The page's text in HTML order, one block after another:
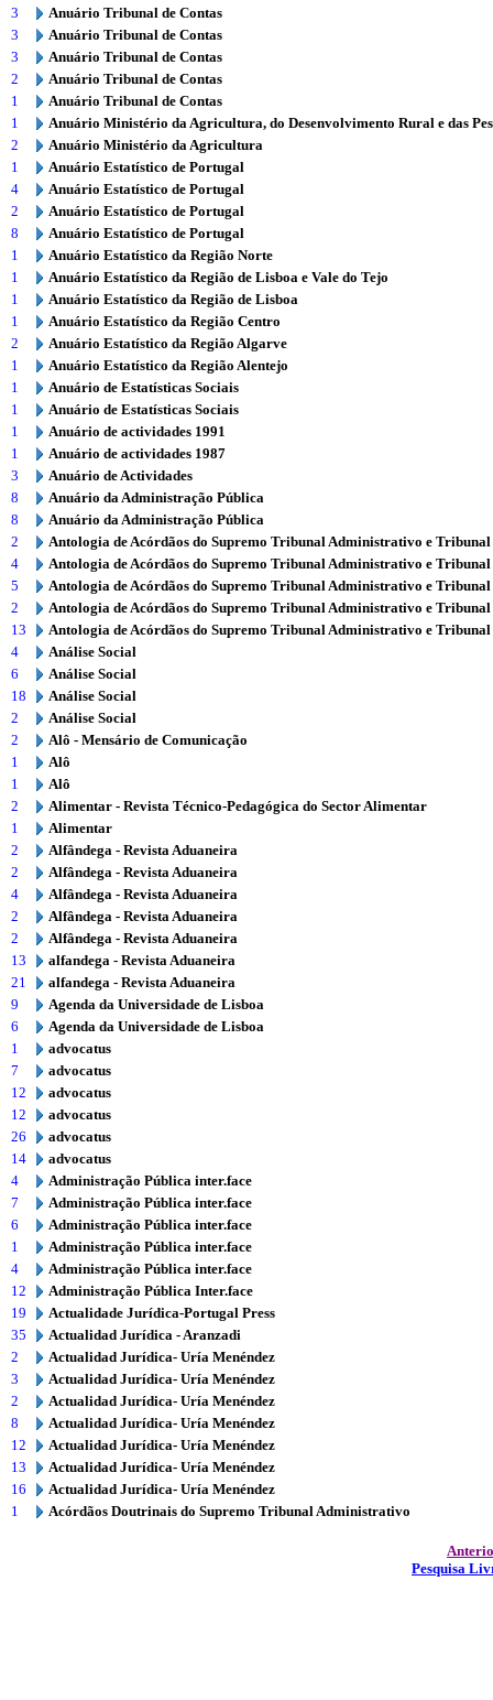
3
Anuário Tribunal de Contas
3
Anuário Tribunal de Contas
3
Anuário Tribunal de Contas
2
Anuário Tribunal de Contas
1
Anuário Tribunal de Contas
1
Anuário Ministério da Agricultura, do Desenvolvimento Rural e das
2
Anuário Ministério da Agricultura
1
Anuário Estatístico de Portugal
4
Anuário Estatístico de Portugal
2
Anuário Estatístico de Portugal
8
Anuário Estatístico de Portugal
1
Anuário Estatístico da Região Norte
1
Anuário Estatístico da Região de Lisboa e Vale do Tejo
1
Anuário Estatístico da Região de Lisboa
1
Anuário Estatístico da Região Centro
2
Anuário Estatístico da Região Algarve
1
Anuário Estatístico da Região Alentejo
1
Anuário de Estatísticas Sociais
1
Anuário de Estatísticas Sociais
1
Anuário de actividades 1991
1
Anuário de actividades 1987
3
Anuário de Actividades
8
Anuário da Administração Pública
8
Anuário da Administração Pública
2
Antologia de Acórdãos do Supremo Tribunal Administrativo e
4
Antologia de Acórdãos do Supremo Tribunal Administrativo e
5
Antologia de Acórdãos do Supremo Tribunal Administrativo e
2
Antologia de Acórdãos do Supremo Tribunal Administrativo e
13
Antologia de Acórdãos do Supremo Tribunal Administrativo e
4
Análise Social
6
Análise Social
18
Análise Social
2
Análise Social
2
Alô - Mensário de Comunicação
1
Alô
1
Alô
2
Alimentar - Revista Técnico-Pedagógica do Sector Alimentar
1
Alimentar
2
Alfândega - Revista Aduaneira
2
Alfândega - Revista Aduaneira
4
Alfândega - Revista Aduaneira
2
Alfândega - Revista Aduaneira
2
Alfândega - Revista Aduaneira
13
alfandega - Revista Aduaneira
21
alfandega - Revista Aduaneira
9
Agenda da Universidade de Lisboa
6
Agenda da Universidade de Lisboa
1
advocatus
7
advocatus
12
advocatus
12
advocatus
26
advocatus
14
advocatus
4
Administração Pública inter.face
7
Administração Pública inter.face
6
Administração Pública inter.face
1
Administração Pública inter.face
4
Administração Pública inter.face
12
Administração Pública Inter.face
19
Actualidade Jurídica-Portugal Press
35
Actualidad Jurídica - Aranzadi
2
Actualidad Jurídica- Uría Menéndez
3
Actualidad Jurídica- Uría Menéndez
2
Actualidad Jurídica- Uría Menéndez
8
Actualidad Jurídica- Uría Menéndez
12
Actualidad Jurídica- Uría Menéndez
13
Actualidad Jurídica- Uría Menéndez
16
Actualidad Jurídica- Uría Menéndez
1
Acórdãos Doutrinais do Supremo Tribunal Administrativo
Pesquisa